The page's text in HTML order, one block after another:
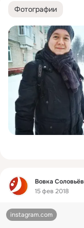
Фотографии
Фид
Вовка Соловьёв
15 фев 2018
instagram.com